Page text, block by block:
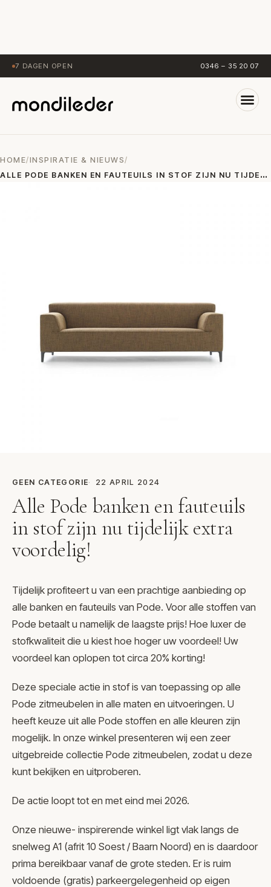
7 DAGEN OPEN 0346 – 35 20 07
HOME/INSPIRATIE & NIEUWS/
A
LLE PODE BANKEN EN FAUTEUILS IN STOF ZIJN NU TIJDELIJK EXTRA VOORDELIG!
GEEN CATEGORIE 22 APRIL 2024
Alle Pode banken en fauteuils
in stof zijn nu tijdelijk extra
voordelig!
Tijdelijk profiteert u van een prachtige aanbieding op
alle banken en fauteuils van Pode. Voor alle stoffen van
Pode betaalt u namelijk de laagste prijs! Hoe luxer de
stofkwaliteit die u kiest hoe hoger uw voordeel! Uw
voordeel kan oplopen tot circa 20% korting!
Deze speciale actie in stof is van toepassing op alle
Pode zitmeubelen in alle maten en uitvoeringen. U
heeft keuze uit alle Pode stoffen en alle kleuren zijn
mogelijk. In onze winkel presenteren wij een zeer
uitgebreide collectie Pode zitmeubelen, zodat u deze
kunt bekijken en uitproberen.
De actie loopt tot en met eind mei 2026.
Onze nieuwe- inspirerende winkel ligt vlak langs de
snelweg A1 (afrit 10 Soest / Baarn Noord) en is daardoor
prima bereikbaar vanaf de grote steden. Er is ruim
voldoende (gratis) parkeergelegenheid op eigen